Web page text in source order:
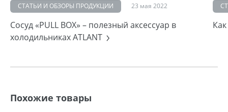
СТАТЬИ И ОБЗОРЫ ПРОДУКЦИИ 23 мая 2022
Сосуд «PULL BOX» – полезный аксессуар в
холодильниках ATLANT
Похожие товары